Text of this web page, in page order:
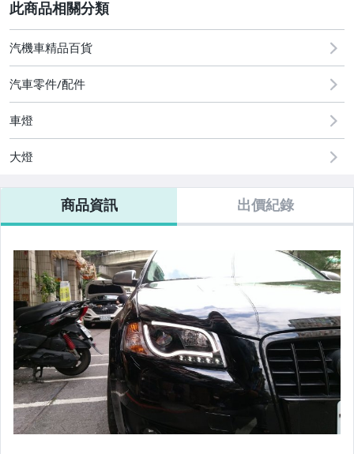
大燈修復還原
油水品類/ACDelco
促 銷 商 品
Garmin/MIO/快譯通 產品系列
安卓機 / 環景系統/喇叭
汽機車精品百貨
汽車零件/配件
車燈
大燈
商品資訊 出價紀錄